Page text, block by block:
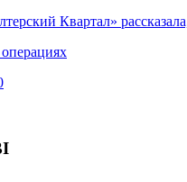
Квартал»